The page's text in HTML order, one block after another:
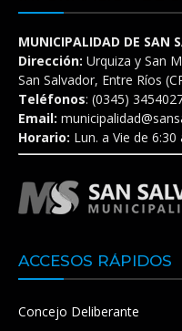
MUNICIPALIDAD DE SAN
Dirección: Urquiza y San
San Salvador, Entre Ríos
Teléfonos: (0345)
Email:
Horario: Lun. a Vie de 6:30
ACCESOS RÁPIDOS
Concejo Deliberante